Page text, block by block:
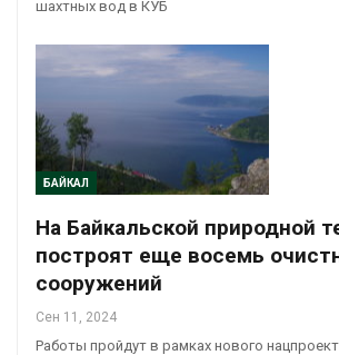
шахтных вод в КУБ
БАЙКАЛ
На Байкальской природной
построят еще восемь
сооружений
Сен 11, 2024
Работы пройдут в рамках нового